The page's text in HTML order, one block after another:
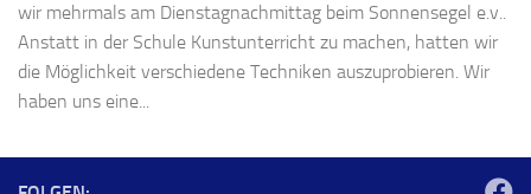
wir mehrmals am Dienstagnachmittag beim Sonnensegel e.v..
Anstatt in der Schule Kunstunterricht zu machen, hatten wir
die Möglichkeit verschiedene Techniken auszuprobieren. Wir
haben uns eine...